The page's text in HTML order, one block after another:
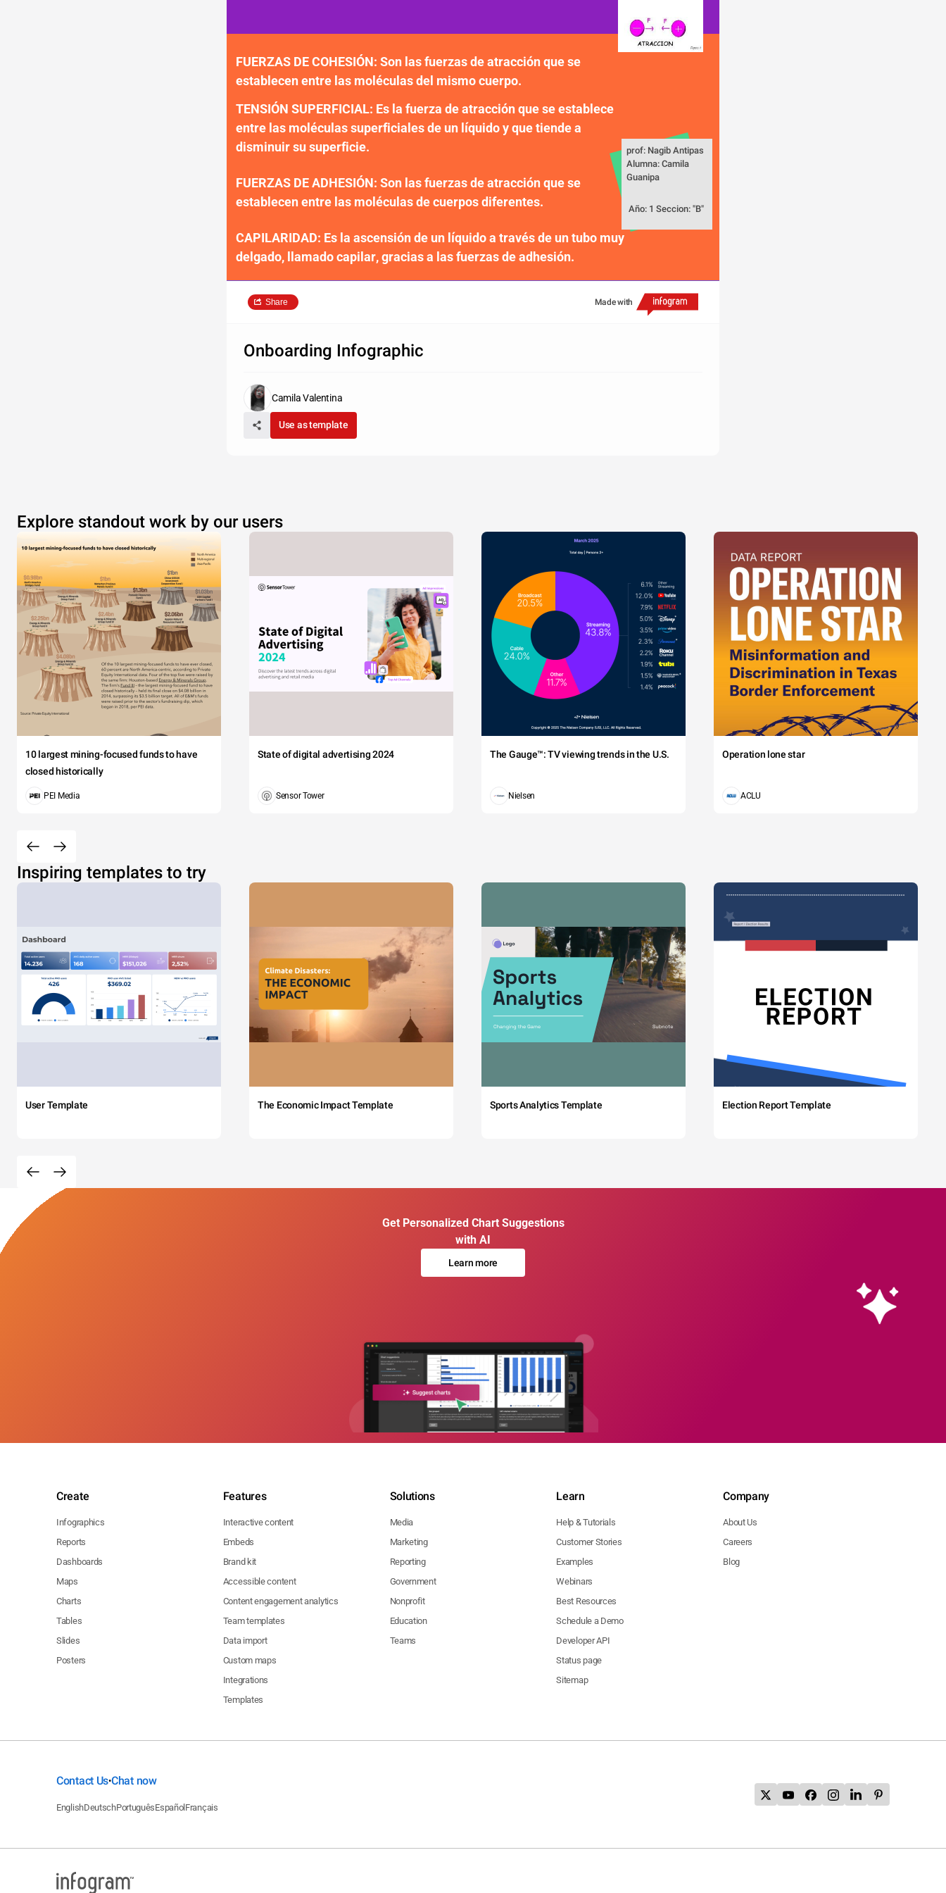
FUERZAS DE COHESIÓN: Son las fuerzas de atracción que se
establecen entre las moléculas del mismo cuerpo.
TENSIÓN SUPERFICIAL: Es la fuerza de atracción que se establece
entre las moléculas superficiales de un líquido y que tiende a
disminuir su superficie.
FUERZAS DE ADHESIÓN: Son las fuerzas de atracción que se
establecen entre las moléculas de cuerpos diferentes.
CAPILARIDAD: Es la ascensión de un líquido a través de un tubo muy
delgado, llamado capilar, gracias a las fuerzas de adhesión.
0
20000000
40000000
60000000
80000000
prof: Nagib Antipas
Alumna: Camila
Guanipa
Año: 1 Seccion: "B"
lobortis luctus, nibh dui ornare dui, eu suscipit libero
vestibulum. Vestibulum volutpat sit amet risus.
2012 Elections
Party A 43.30%
Party B 52.46%
Party C 4.24%
Step E
tincidunt urna nisl ac quam.
Share Made with
Onboarding Infographic
Camila Valentina
Use as template
Explore standout work by our users
10 largest mining-focused funds to have
closed historically
PEI Media
State of digital advertising 2024
Sensor Tower
The Gauge™: TV viewing trends in the U.S.
Nielsen
Operation lone star
ACLU
Inspiring templates to try
User Template The Economic Impact Template Sports Analytics Template Election Report Template
Get Personalized Chart Suggestions
with AI
Learn more
Create
Infographics
Reports
Dashboards
Maps
Charts
Tables
Slides
Posters
Features
Interactive content
Embeds
Brand kit
Accessible content
Content engagement analytics
Team templates
Data import
Custom maps
Integrations
Templates
Solutions
Media
Marketing
Reporting
Government
Nonprofit
Education
Teams
Learn
Help & Tutorials
Customer Stories
Examples
Webinars
Best Resources
Schedule a Demo
Developer API
Status page
Sitemap
Company
About Us
Careers
Blog
Contact Us•Chat now
EnglishDeutschPortuguêsEspañol Français